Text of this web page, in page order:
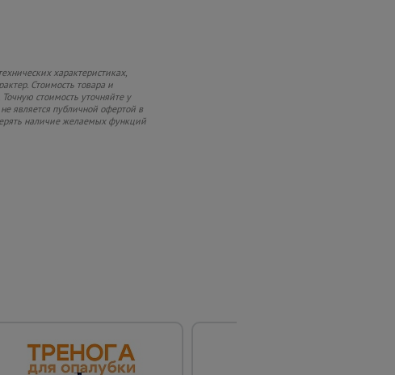
характеристиках,
Стоимость товара и
стоимость уточняйте у
является публичной офертой в
наличие желаемых функций